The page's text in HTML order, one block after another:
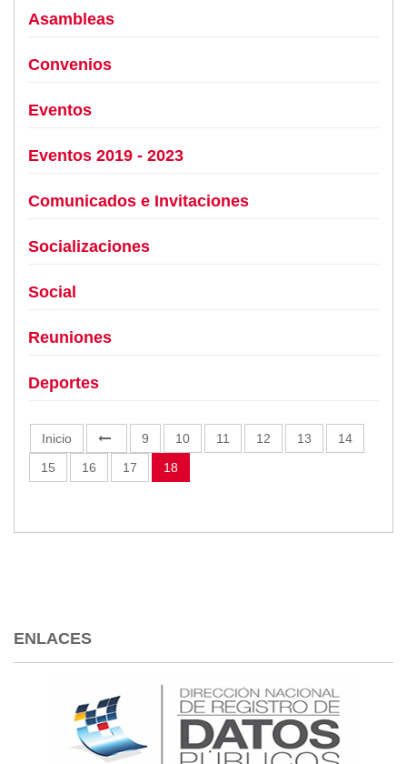
Asambleas
Convenios
Eventos
Eventos 2019 - 2023
Comunicados e Invitaciones
Socializaciones
Social
Reuniones
Deportes
Inicio 9 10 11 12 13
14
15
16 17 18
ENLACES